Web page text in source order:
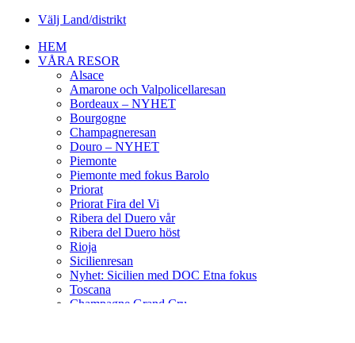
Välj Land/distrikt
HEM
VÅRA RESOR
Alsace
Amarone och Valpolicellaresan
Bordeaux – NYHET
Bourgogne
Champagneresan
Douro – NYHET
Piemonte
Piemonte med fokus Barolo
Priorat
Priorat Fira del Vi
Ribera del Duero vår
Ribera del Duero höst
Rioja
Sicilienresan
Nyhet: Sicilien med DOC Etna fokus
Toscana
Champagne Grand Cru